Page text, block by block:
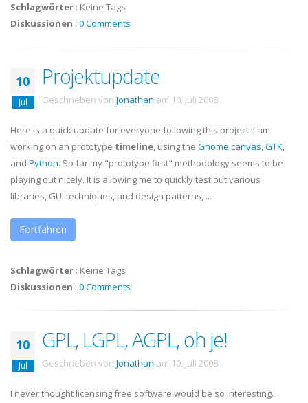
Schlagwörter : Keine Tags
Diskussionen : 0 Comments
10
Jul
Projektupdate
Geschrieben von Jonathan am 10. Juli 2008 .
Here is a quick update for everyone following this project. I am
working on an prototype timeline, using the Gnome canvas,GTK,
and Python. So far my "prototype first" methodology seems to be
playing out nicely. It is allowing me to quickly test out various
libraries, GUI techniques, and design patterns, ...
Fortfahren
Schlagwörter : Keine Tags
Diskussionen : 0 Comments
10
Jul
GPL, LGPL, AGPL, oh je!
Geschrieben von Jonathan am 10. Juli 2008 .
I never thought licensing free software would be so interesting.